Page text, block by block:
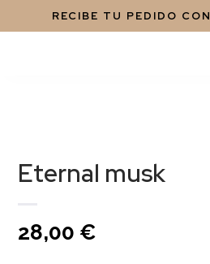
RECIBE TU PEDIDO
Eternal musk
28,00 €